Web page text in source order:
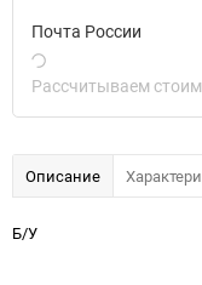
Почта России
Рассчитываем
Описание
Б/У